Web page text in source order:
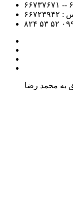
: ۶۶۷۲۳۹۴۲
۵۲ ۵۳ ۸۲۴
به محمد رضا